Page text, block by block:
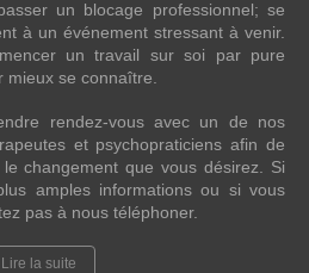
un blocage professionnel; se
à un événement stressant à venir.
un travail sur soi par pure
se connaître.
rendez-vous avec un de nos
et psychopraticiens afin de
changement que vous désirez. Si
amples informations ou si vous
pas à nous téléphoner.
Lire la suite